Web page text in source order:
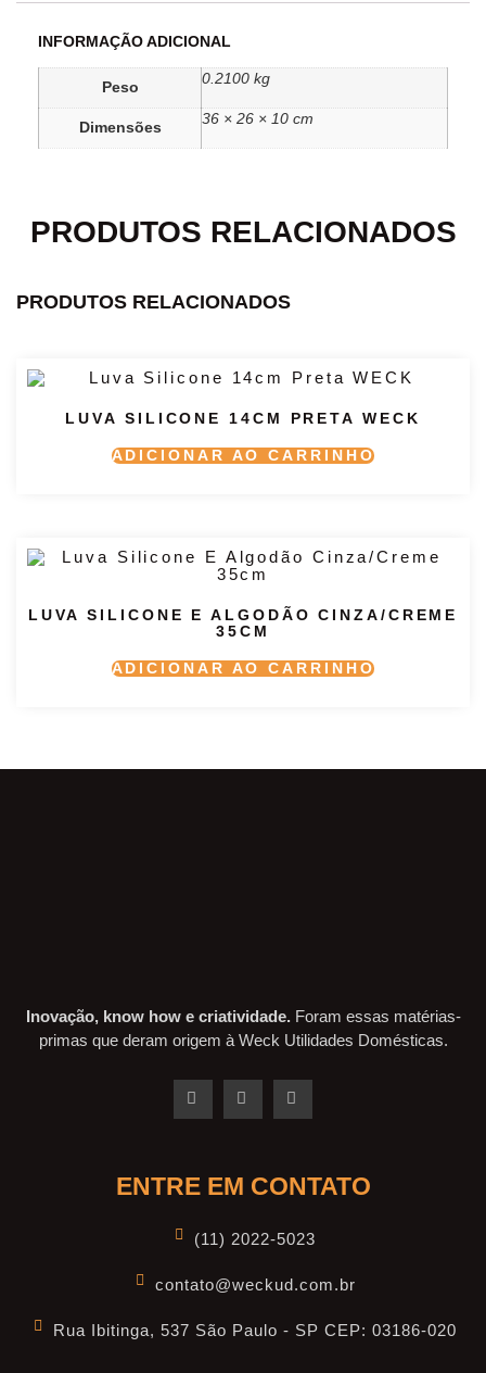
INFORMAÇÃO ADICIONAL
Peso
0.2100 kg
Dimensões
36 × 26 × 10 cm
PRODUTOS RELACIONADOS
PRODUTOS RELACIONADOS
LUVA SILICONE 14CM PRETA WECK
ADICIONAR AO CARRINHO
LUVA SILICONE E ALGODÃO CINZA/CREME
35CM
ADICIONAR AO CARRINHO
Inovação, know how e criatividade. Foram essas matérias-
primas que deram origem à Weck Utilidades Domésticas.
ENTRE EM CONTATO
(11) 2022-5023
contato@weckud.com.br
Rua Ibitinga, 537 São Paulo - SP CEP: 03186-020